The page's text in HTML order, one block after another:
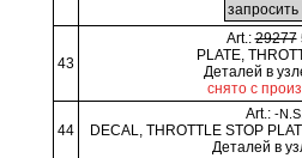
43
Art.:29277
PLATE,
Деталей в
снято с
44
Art.: -
DECAL, THROTTLE STOP
Деталей в